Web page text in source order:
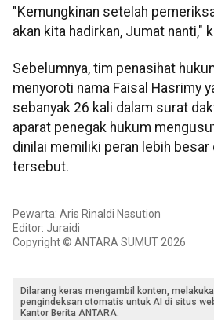
"Kemungkinan setelah
akan kita hadirkan, Jumat nanti,"
Sebelumnya, tim penasihat
menyoroti nama Faisal Hasrimy
sebanyak 26 kali dalam surat
aparat penegak hukum
dinilai memiliki peran lebih besar
tersebut.
Pewarta: Aris Rinaldi Nasution
Editor: Juraidi
Copyright © ANTARA SUMUT 2026
Dilarang keras mengambil konten,
pengindeksan otomatis untuk AI di situs
Kantor Berita ANTARA.